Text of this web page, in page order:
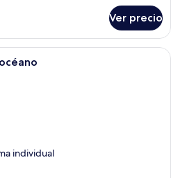
Ver precio
Una sala de estar moderna con una
individual